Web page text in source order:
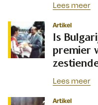
Lees meer
Artikel
Is
premier
Lees meer
Artikel